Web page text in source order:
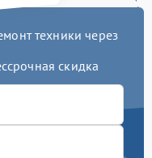
техники через
скидка